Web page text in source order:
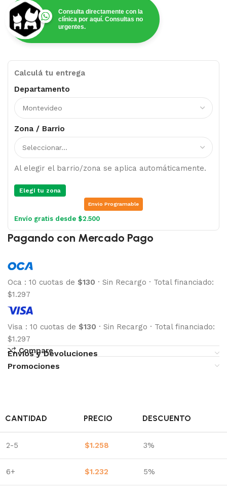
Consulta directamente con la
clínica por aquí. Consultas no
urgentes.
Calculá tu entrega
Departamento
Zona / Barrio
Al elegir el barrio/zona se aplica automáticamente.
Elegí tu zona
Envio Programable
Envío gratis desde $2.500
Pagando con Mercado Pago
Oca : 10 cuotas de $130 · Sin Recargo · Total financiado:
$1.297
Visa : 10 cuotas de $130 · Sin Recargo · Total financiado:
$1.297
Compare
Envíos y Devoluciones
Promociones
CANTIDAD PRECIO DESCUENTO
2-5 $1.258 3%
6+ $1.232 5%